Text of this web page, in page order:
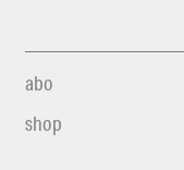
abo
shop